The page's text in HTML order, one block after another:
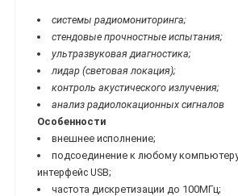
системы радиомониторинга;
стендовые прочностные испытания;
ультразвуковая диагностика;
лидар (световая локация);
контроль акустического излучения;
анализ радиолокационных сигналов
Особенности
внешнее исполнение;
подсоединение к любому
интерфейс USB;
частота дискретизации до 100МГц;